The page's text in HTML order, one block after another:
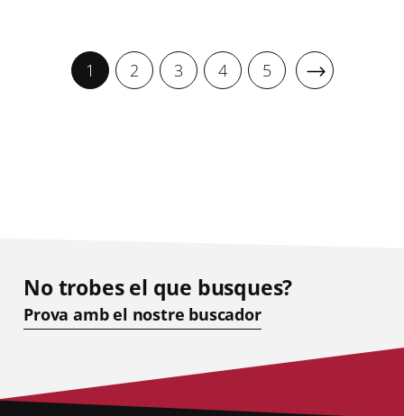
1 2 3 4 5
No trobes el que busques?
Prova amb el nostre buscador